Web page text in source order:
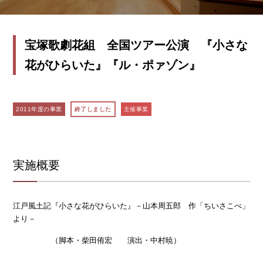
宝塚歌劇花組 全国ツアー公演 『小さな
花がひらいた』『ル・ポァゾン』
2011年度の事業 終了しました 主催事業
実施概要
江戸風土記『小さな花がひらいた』－山本周五郎 作「ちいさこべ」
より－
（脚本・柴田侑宏 演出・中村暁）